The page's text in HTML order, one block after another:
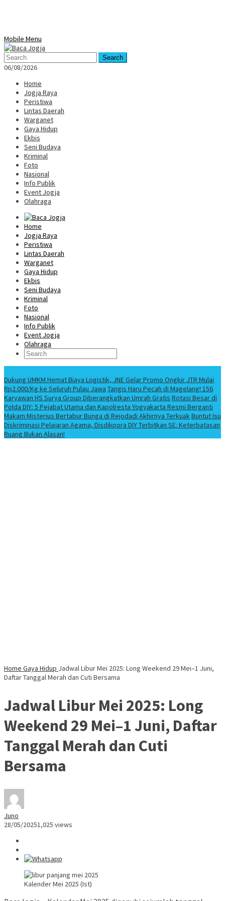
Mobile Menu
Search
06/08/2026
Home
Jogja Raya
Peristiwa
Lintas Daerah
Warganet
Gaya Hidup
Ekbis
Seni Budaya
Kriminal
Foto
Nasional
Info Publik
Event Jogja
Olahraga
Home
Jogja Raya
Peristiwa
Lintas Daerah
Warganet
Gaya Hidup
Ekbis
Seni Budaya
Kriminal
Foto
Nasional
Info Publik
Event Jogja
Olahraga
Dukung UMKM Hemat Biaya Logistik, JNE Gelar Promo Ongkir JTR Mulai
Rp2.000/Kg ke Seluruh Pulau Jawa Tangis Haru Pecah di Magelang! 156
Karyawan HS Surya Group Diberangkatkan Umrah Gratis Rotasi Besar di
Polda DIY: 5 Pejabat Utama dan Kapolresta Yogyakarta Resmi Berganti
Makam Misterius Bertabur Bunga di Rejodadi Akhirnya TerkuakBuntut Isu
Diskriminasi Pelajaran Agama, Disdikpora DIY Terbitkan SE: Keterbatasan
Ruang Bukan Alasan!
Home Gaya Hidup Jadwal Libur Mei 2025: Long Weekend 29 Mei–1 Juni,
Daftar Tanggal Merah dan Cuti Bersama
Jadwal Libur Mei 2025: Long
Weekend 29 Mei–1 Juni, Daftar
Tanggal Merah dan Cuti
Bersama
Juno
28/05/20251,025 views
Kalender Mei 2025 (Ist)